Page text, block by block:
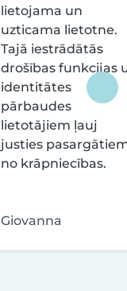
lietojama un
uzticama lietotne.
Tajā iestrādātās
drošības funkcijas
identitātes
pārbaudes
lietotājiem ļauj
justies
no krāpniecības.
Giovanna